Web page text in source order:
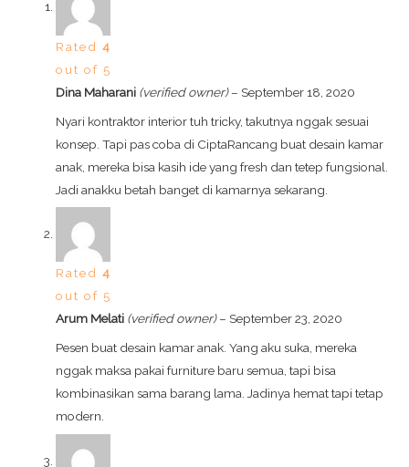
Rated4
out of 5
Dina Maharani (verified owner) – September 18, 2020
Nyari kontraktor interior tuh tricky, takutnya nggak sesuai
konsep. Tapi pas coba di CiptaRancang buat desain kamar
anak, mereka bisa kasih ide yang fresh dan tetep fungsional.
Jadi anakku betah banget di kamarnya sekarang.
Rated4
out of 5
Arum Melati (verified owner) – September 23, 2020
Pesen buat desain kamar anak. Yang aku suka, mereka
nggak maksa pakai furniture baru semua, tapi bisa
kombinasikan sama barang lama. Jadinya hemat tapi tetap
modern.